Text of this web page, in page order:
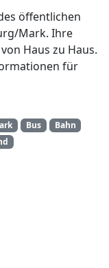
öffentlichen
Mark. Ihre
Haus zu Haus.
für
Bus
Bahn